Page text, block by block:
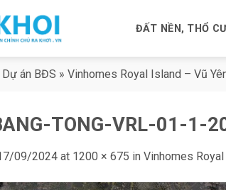
ĐẤT NỀN, THỔ
Dự án BĐS » Vinhomes Royal Island – Vũ
TONG-VRL-01-1-
09/2024 at 1200 × 675 in Vinhomes